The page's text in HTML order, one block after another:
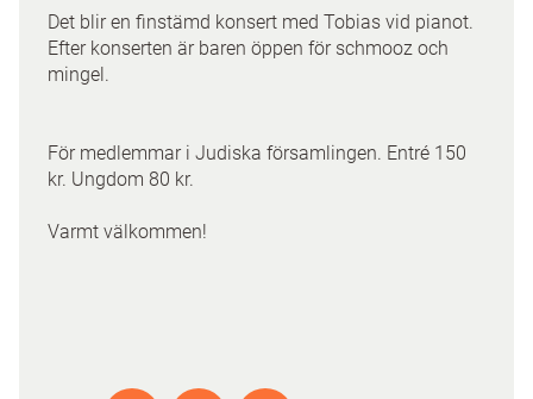
Det blir en finstämd konsert med Tobias vid pianot.
Efter konserten är baren öppen för schmooz och
mingel.
För medlemmar i Judiska församlingen. Entré 150
kr. Ungdom 80 kr.
Varmt välkommen!